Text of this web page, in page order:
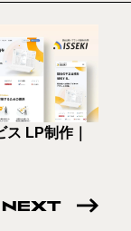
ス LP制作｜
NEXT